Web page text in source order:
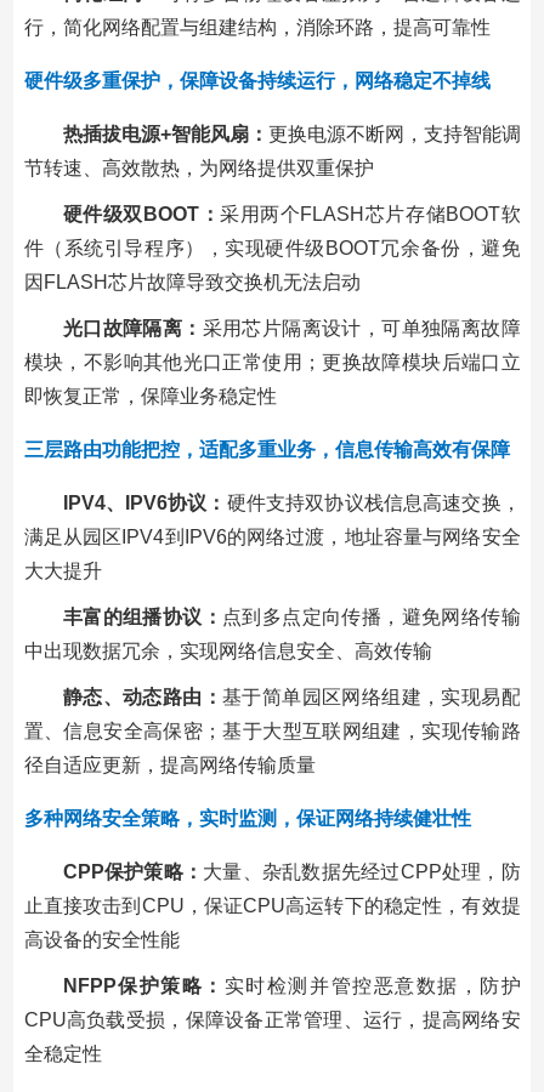
行，简化网络配置与组建结构，消除环路，提高可靠性
硬件级多重保护，保障设备持续运行，网络稳定不掉线
热插拔电源+智能风扇： 更换电源不断网，支持智能调
节转速、高效散热，为网络提供双重保护
硬件级双BOOT：采用两个FLASH芯片存储BOOT软
件（系统引导程序），实现硬件级BOOT冗余备份，避免
因FLASH芯片故障导致交换机无法启动
光口故障隔离： 采用芯片隔离设计，可单独隔离故障
模块，不影响其他光口正常使用；更换故障模块后端口立
即恢复正常，保障业务稳定性
三层路由功能把控，适配多重业务，信息传输高效有保障
IPV4、IPV6协议： 硬件支持双协议栈信息高速交换，
满足从园区IPV4到IPV6的网络过渡，地址容量与网络安全
大大提升
丰富的组播协议： 点到多点定向传播，避免网络传输
中出现数据冗余，实现网络信息安全、高效传输
静态、动态路由： 基于简单园区网络组建，实现易配
置、信息安全高保密；基于大型互联网组建，实现传输路
径自适应更新，提高网络传输质量
多种网络安全策略，实时监测，保证网络持续健壮性
CPP保护策略： 大量、杂乱数据先经过CPP处理，防
止直接攻击到CPU，保证CPU高运转下的稳定性，有效提
高设备的安全性能
NFPP保护策略： 实时检测并管控恶意数据，防护
CPU高负载受损，保障设备正常管理、运行，提高网络安
全稳定性